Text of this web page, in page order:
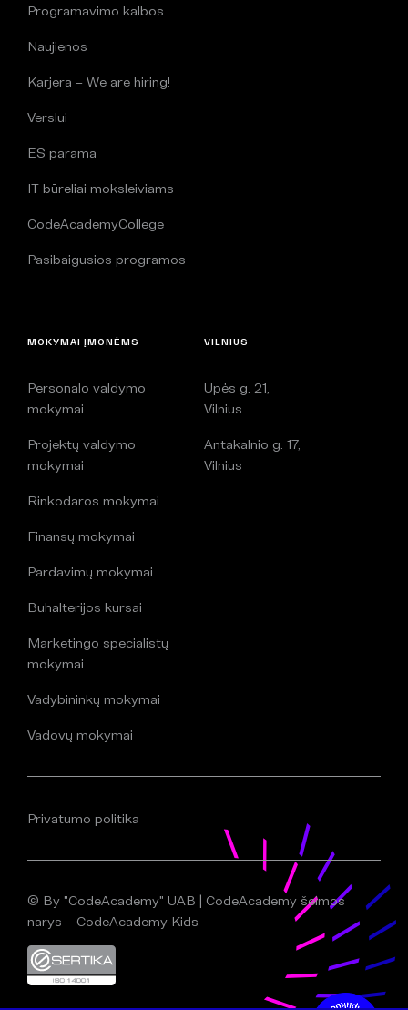
Programavimo kalbos
Naujienos
Karjera – We are hiring!
Verslui
ES parama
IT būreliai moksleiviams
CodeAcademyCollege
Pasibaigusios programos
MOKYMAI ĮMONĖMS
Personalo valdymo
mokymai
Projektų valdymo
mokymai
Rinkodaros mokymai
Finansų mokymai
Pardavimų mokymai
Buhalterijos kursai
Marketingo specialistų
mokymai
Vadybininkų mokymai
Vadovų mokymai
VILNIUS
Upės g. 21,
Vilnius
Antakalnio g. 17,
Vilnius
Privatumo politika
© By "CodeAcademy" UAB | CodeAcademy šeimos
narys – CodeAcademy Kids